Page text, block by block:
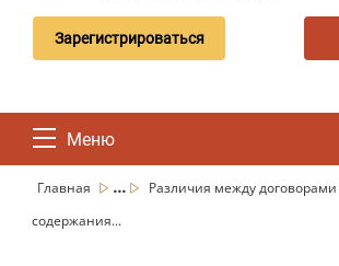
Зарегистрироваться
Меню
Главная ...
Различия между
содержания...